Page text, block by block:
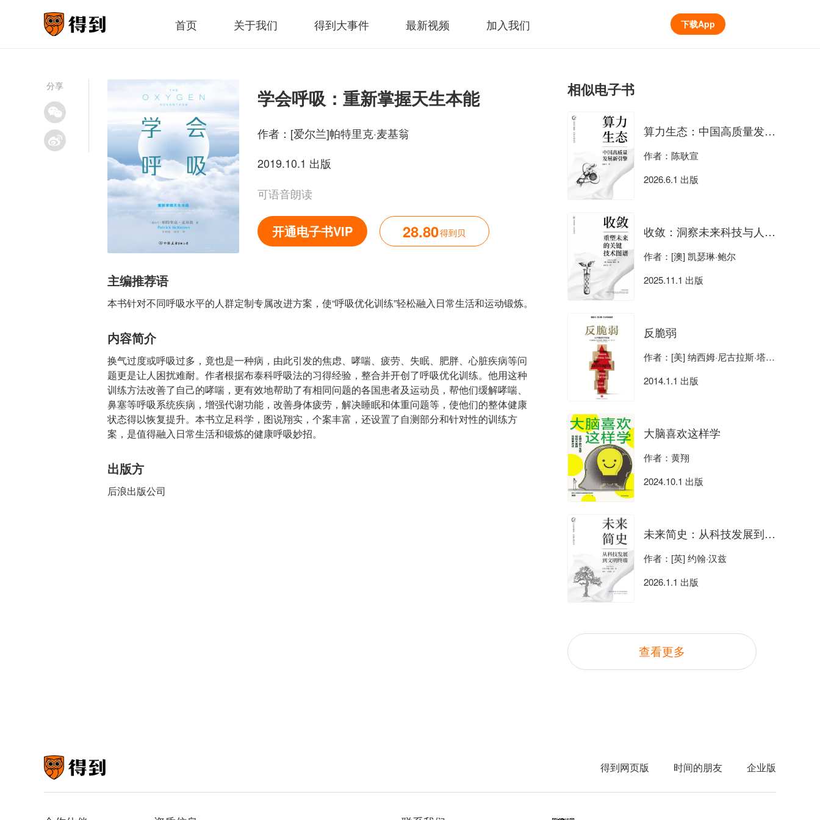
首页 关于我们 得到大事件 最新视频 加入我们 下载App
分享
学会呼吸：重新掌握天生本能
作者： [爱尔兰]帕特里克·麦基翁
2019.10.1 出版
可语音朗读
开通电子书VIP 28.80得到贝
主编推荐语
本书针对不同呼吸水平的人群定制专属改进方案，使“呼吸优化训练”轻松融入日常生活和运动锻炼。
内容简介
换气过度或呼吸过多，竟也是一种病，由此引发的焦虑、哮喘、疲劳、失眠、肥胖、心脏疾病等问
题更是让人困扰难耐。作者根据布泰科呼吸法的习得经验，整合并开创了呼吸优化训练。他用这种
训练方法改善了自己的哮喘，更有效地帮助了有相同问题的各国患者及运动员，帮他们缓解哮喘、
鼻塞等呼吸系统疾病，增强代谢功能，改善身体疲劳，解决睡眠和体重问题等，使他们的整体健康
状态得以恢复提升。本书立足科学，图说翔实，个案丰富，还设置了自测部分和针对性的训练方
案，是值得融入日常生活和锻炼的健康呼吸妙招。
出版方
后浪出版公司
相似电子书
算力生态：中国高质量发展新引擎
作者：陈耿宣
2026.6.1 出版
收敛：洞察未来科技与人性的碰撞
作者：[澳] 凯瑟琳·鲍尔
2025.11.1 出版
反脆弱
作者：[美] 纳西姆·尼古拉斯·塔勒布
2014.1.1 出版
大脑喜欢这样学
作者：黄翔
2024.10.1 出版
未来简史：从科技发展到文明终端
作者：[英] 约翰·汉兹
2026.1.1 出版
查看更多
得到网页版 时间的朋友 企业版